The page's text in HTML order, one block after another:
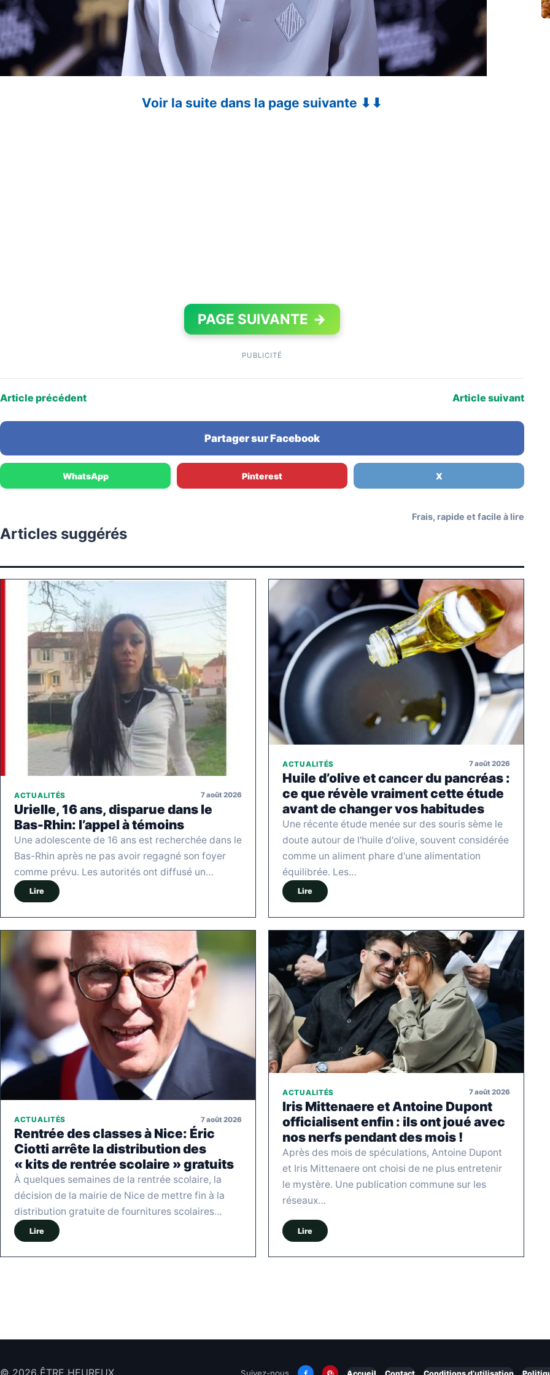
Voir la suite dans la page suivante ⬇⬇
PAGE SUIVANTE →
PUBLICITÉ
Article précédent Article suivant
Partager sur Facebook
WhatsApp Pinterest X
Articles suggérés
Frais, rapide et facile à lire
ACTUALITÉS 7 août 2026
Urielle, 16 ans, disparue dans le
Bas-Rhin: l’appel à témoins
Une adolescente de 16 ans est recherchée dans le
Bas-Rhin après ne pas avoir regagné son foyer
comme prévu. Les autorités ont diffusé un…
Lire
ACTUALITÉS 7 août 2026
Huile d’olive et cancer du pancréas :
ce que révèle vraiment cette étude
avant de changer vos habitudes
Une récente étude menée sur des souris sème le
doute autour de l'huile d'olive, souvent considérée
comme un aliment phare d'une alimentation
équilibrée. Les…
Lire
ACTUALITÉS 7 août 2026
Rentrée des classes à Nice: Éric
Ciotti arrête la distribution des
« kits de rentrée scolaire » gratuits
À quelques semaines de la rentrée scolaire, la
décision de la mairie de Nice de mettre fin à la
distribution gratuite de fournitures scolaires…
Lire
ACTUALITÉS 7 août 2026
Iris Mittenaere et Antoine Dupont
officialisent enfin : ils ont joué avec
nos nerfs pendant des mois !
Après des mois de spéculations, Antoine Dupont
et Iris Mittenaere ont choisi de ne plus entretenir
le mystère. Une publication commune sur les
réseaux…
Lire
Suivez-nous